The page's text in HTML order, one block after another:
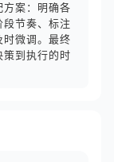
案：明确各
节奏、标注
微调。最终
到执行的时